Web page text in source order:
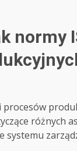
normy
różnych
systemu